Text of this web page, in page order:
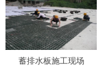
蓄排水板施工现场